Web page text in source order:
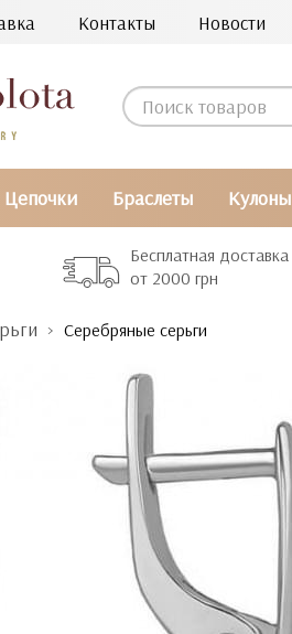
Контакты Новости
Цепочки Браслеты Кулоны
Бесплатная доставка
от 2000 грн
Серебряные серьги